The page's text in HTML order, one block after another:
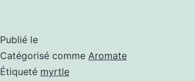
Publié le
Catégorisé comme Aromate
Étiqueté myrtle